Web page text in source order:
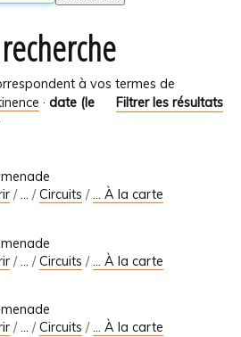
à vos termes de
Filtrer les résultats
· date (le
/… /Circuits /... À la carte
/… /Circuits /... À la carte
/… /Circuits /... À la carte